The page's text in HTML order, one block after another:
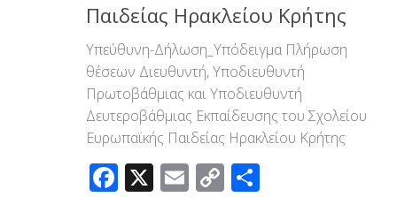
Παιδείας Ηρακλείου Κρήτης
Υπεύθυνη-Δήλωση_Υπόδειγμα Πλήρωση
θέσεων Διευθυντή, Υποδιευθυντή
Πρωτοβάθμιας και Υποδιευθυντή
Δευτεροβάθμιας Εκπαίδευσης του Σχολείου
Ευρωπαϊκής Παιδείας Ηρακλείου Κρήτης
Facebook
X Email
Copy